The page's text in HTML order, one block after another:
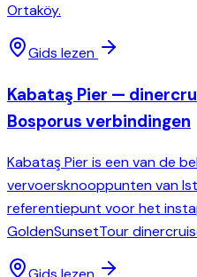
Ortaköy.
Gids lezen
Kabataş Pier —
Bosporus verbindingen
Kabataş Pier is een van de
vervoersknooppunten van
referentiepunt voor het
GoldenSunsetTour